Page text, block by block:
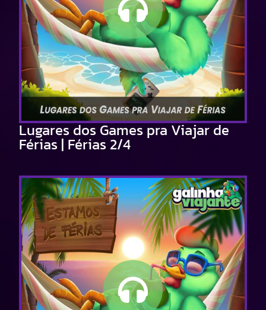
Lugares dos Games pra Viajar de
Férias | Férias 2/4